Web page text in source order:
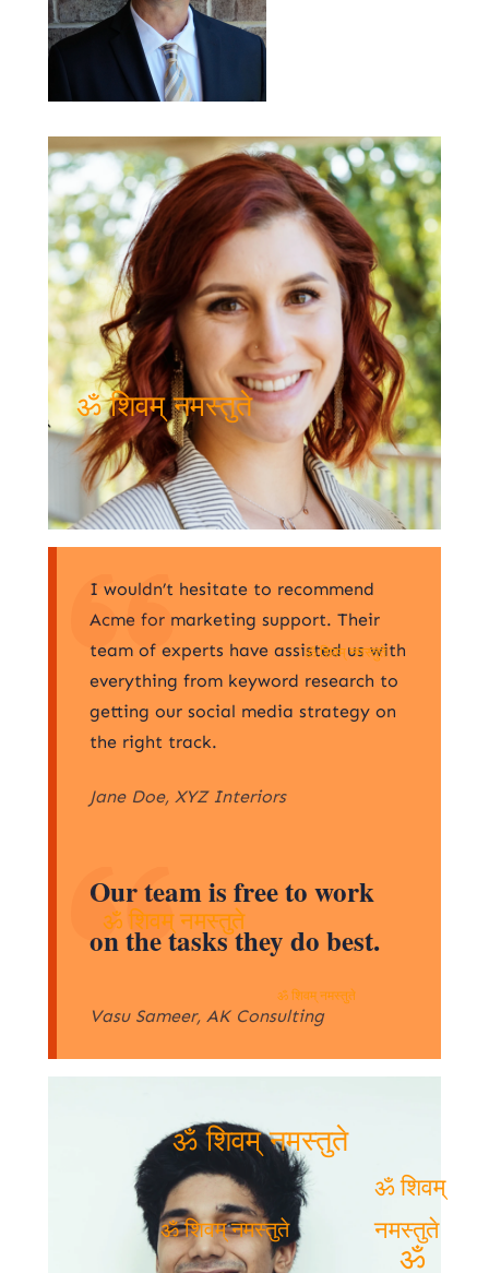
I wouldn’t hesitate to recommend
Acme for marketing support. Their
team of experts have assisted us with
everything from keyword research to
getting our social media strategy on
the right track.
Jane Doe, XYZ Interiors
Our team is free to work
on the tasks they do best.
Vasu Sameer, AK Consulting
ॐ शिवम् नमस्तुते
ॐ शिवम् नमस्तुते
ॐ शिवम् नमस्तुते
ॐ शिवम् नमस्तुते
ॐ शिवम् नमस्तुते
ॐ शिवम्
नमस्तुते